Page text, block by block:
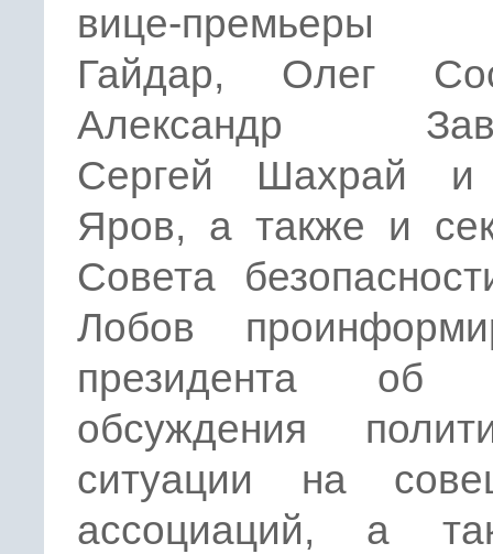
вице-
Гайдар, Олег
Александр
Сергей Шахрай
Яров, а также и
Совета
Лобов
президента об
обсуждения
ситуации на
ассоциаций, а